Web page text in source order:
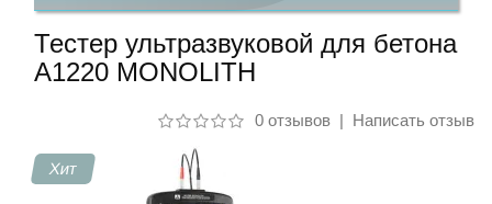
работы
Тестер ультразвуковой для бетона
А1220 MONOLITH
0 отзывов| Написать отзыв
Хит